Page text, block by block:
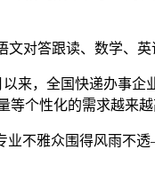
对答跟读、数学、英
，全国快递办事企
个性化的需求越来越
不雅众围得风雨不